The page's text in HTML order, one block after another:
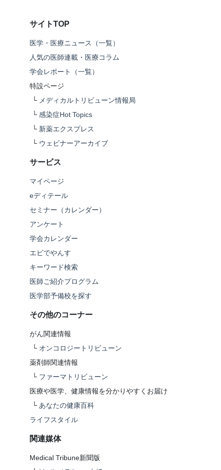
サイトTOP
医学・医療ニュース（一覧）
人気の医師連載・医療コラム
学会レポート（一覧）
特設ページ
└ メディカルトリビューン情報局
└ 感染症Hot Topics
└ 新薬エクスプレス
└ ウェビナーアーカイブ
サービス
マイページ
eディテール
セミナー（カレンダー）
アンケート
学会カレンダー
エビでやんす
キーワード検索
医師ご紹介プログラム
医学部予備校を探す
その他のコーナー
がん関連情報
└ オンコロジートリビューン
薬剤師関連情報
└ ファーマトリビューン
医療や医学、健康情報を分かりやすくお届け
└ あなたの健康百科
ライフスタイル
関連媒体
Medical Tribune新聞版